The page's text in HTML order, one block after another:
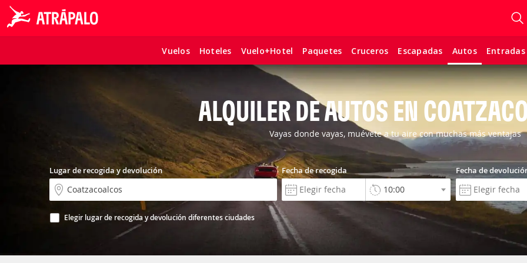
Vuelos Hoteles Vuelo+Hotel Paquetes Cruceros Escapadas Autos Entradas
ALQUILER DE AUTOS EN
Vayas donde vayas, muévete a tu aire con muchas más ventajas
Lugar de recogida y devolución
Elegir lugar de recogida y devolución diferentes ciudades
Fecha de recogida Fecha de